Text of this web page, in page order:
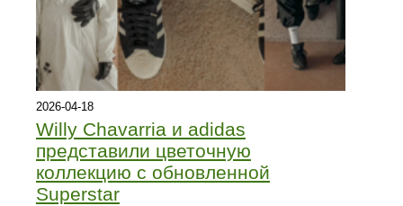
2026-04-18
Willy Chavarria и adidas
представили цветочную
коллекцию с обновленной
Superstar